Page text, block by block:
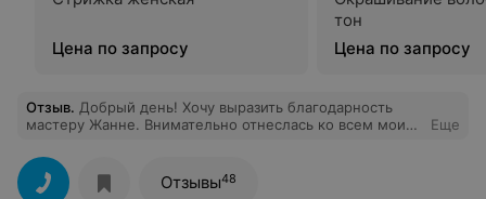
Цена по запросу
тон
Цена по запросу
Отзыв. Добрый день! Хочу выразить благодарность
мастеру Жанне. Внимательно отнеслась ко всем моим
Осталась очень довольна результатом!!!
Еще
Отзывы48